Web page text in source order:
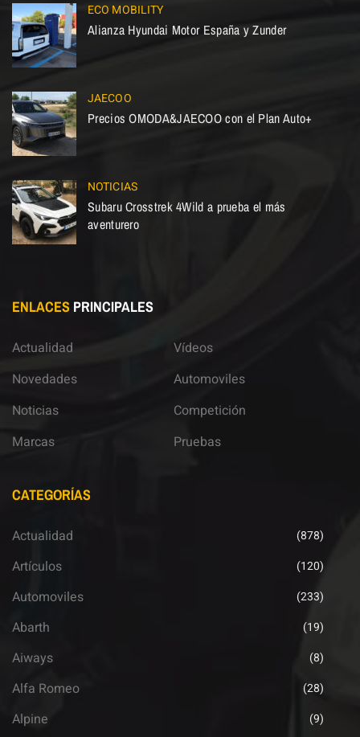
ECO MOBILITY
Alianza Hyundai Motor España y Zunder
JAECOO
Precios OMODA&JAECOO con el Plan Auto+
NOTICIAS
Subaru Crosstrek 4Wild a prueba el más
aventurero
ENLACES PRINCIPALES
Actualidad
Novedades
Noticias
Marcas
Vídeos
Automoviles
Competición
Pruebas
CATEGORÍAS
Actualidad (878)
Artículos (120)
Automoviles (233)
Abarth (19)
Aiways (8)
Alfa Romeo (28)
Alpine (9)